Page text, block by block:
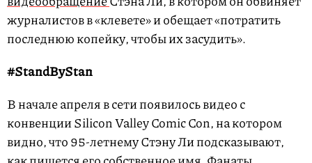
журналистов в «клевете» и обещает «потратить
последнюю копейку, чтобы их засудить».
#StandByStan
В начале апреля в сети появилось видео с
конвенции Silicon Valley Comic Con, на котором
видно, что 95-летнему Стэну Ли подсказывают,